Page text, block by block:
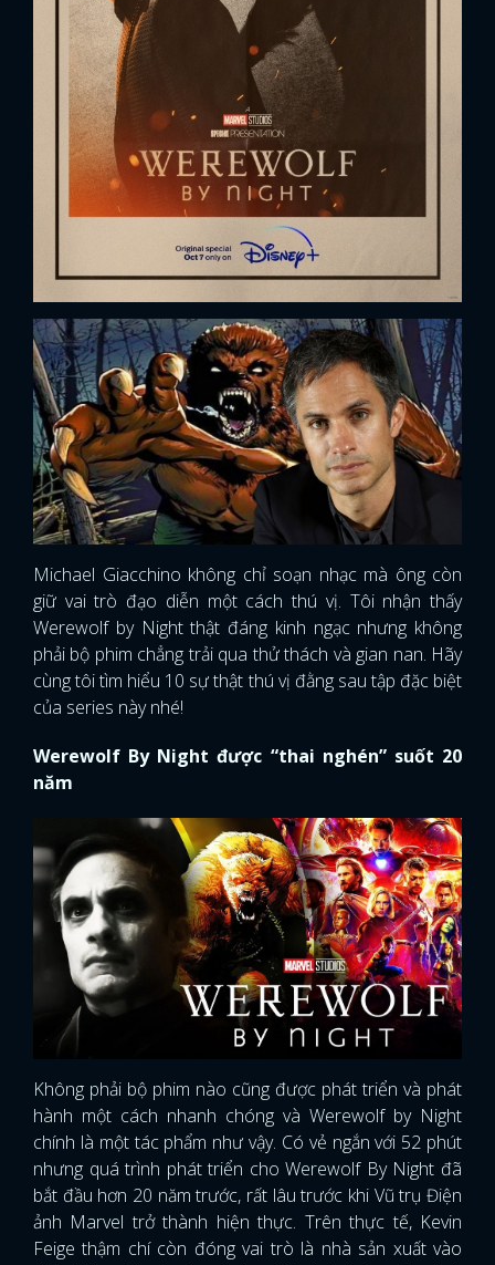
Michael Giacchino không chỉ soạn nhạc mà ông còn
giữ vai trò đạo diễn một cách thú vị. Tôi nhận thấy
Werewolf by Night thật đáng kinh ngạc nhưng không
phải bộ phim chẳng trải qua thử thách và gian nan. Hãy
cùng tôi tìm hiểu 10 sự thật thú vị đằng sau tập đặc biệt
của series này nhé!
Werewolf By Night được “thai nghén” suốt 20
năm
Không phải bộ phim nào cũng được phát triển và phát
hành một cách nhanh chóng và Werewolf by Night
chính là một tác phẩm như vậy. Có vẻ ngắn với 52 phút
nhưng quá trình phát triển cho Werewolf By Night đã
bắt đầu hơn 20 năm trước, rất lâu trước khi Vũ trụ Điện
ảnh Marvel trở thành hiện thực. Trên thực tế, Kevin
Feige thậm chí còn đóng vai trò là nhà sản xuất vào